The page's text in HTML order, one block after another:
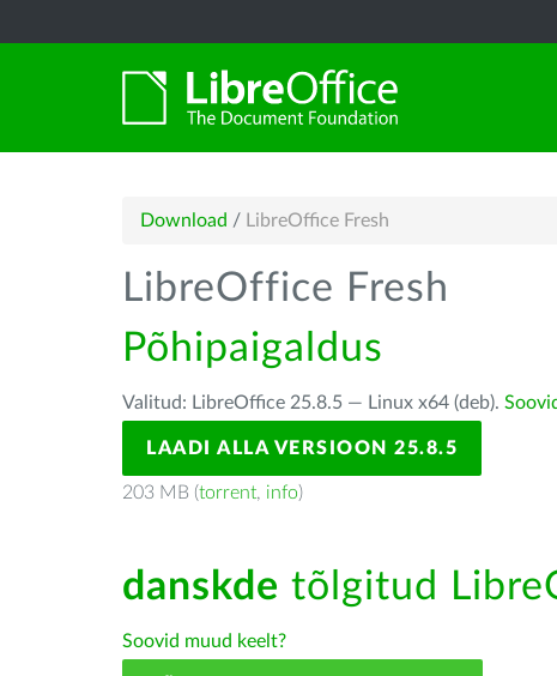
Download / LibreOffice Fresh
LibreOffice Fresh
Põhipaigaldus
Valitud: LibreOffice 25.8.5 — Linux x64 (deb).
LAADI ALLA VERSIOON 25.8.5
203 MB (torrent, info)
danskde tõlgitud
Soovid muud keelt?